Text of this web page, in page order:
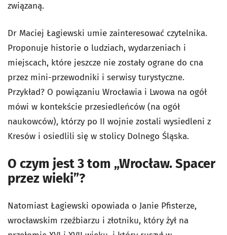
związaną.
Dr Maciej Łagiewski umie zainteresować czytelnika.
Proponuje historie o ludziach, wydarzeniach i
miejscach, które jeszcze nie zostały ograne do cna
przez mini-przewodniki i serwisy turystyczne.
Przykład? O powiązaniu Wrocławia i Lwowa na ogół
mówi w kontekście przesiedleńców (na ogół
naukowców), którzy po II wojnie zostali wysiedleni z
Kresów i osiedlili się w stolicy Dolnego Śląska.
O czym jest 3 tom „Wrocław. Spacer
przez wieki”?
Natomiast Łagiewski opowiada o Janie Pfisterze,
wrocławskim rzeźbiarzu i złotniku, który żył na